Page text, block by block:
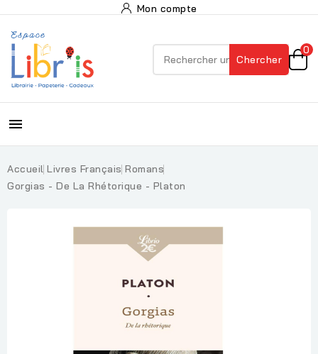
Mon compte
Chercher
0

Accueil Livres Français Romans
Gorgias - De La Rhétorique - Platon